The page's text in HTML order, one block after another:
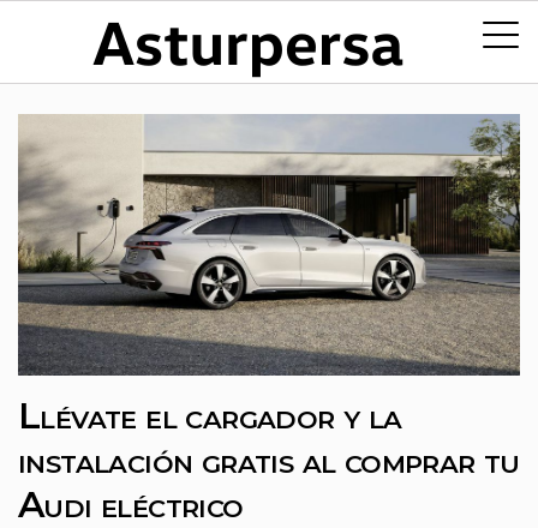
Llévate el cargador y la
instalación gratis al comprar tu
Audi eléctrico